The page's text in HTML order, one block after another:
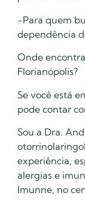
-Para quem
dependência
Onde
Florianópolis?
Se você está
pode contar
Sou a Dra.
experiência,
alergias e
Imunne, no